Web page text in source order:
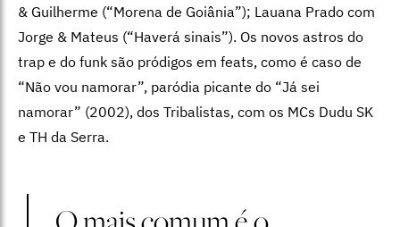
& Guilherme (“Morena de Goiânia”); Lauana Prado com
Jorge & Mateus (“Haverá sinais”). Os novos astros do
trap e do funk são pródigos em feats, como é caso de
“Não vou namorar”, paródia picante do “Já sei
namorar” (2002), dos Tribalistas, com os MCs Dudu SK
e TH da Serra.